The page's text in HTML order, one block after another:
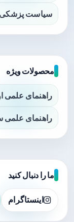
سیاست
محصولات ویژه
راهنمای علمی
راهنمای علمی
ما را دنبال کنید
اینستاگرام